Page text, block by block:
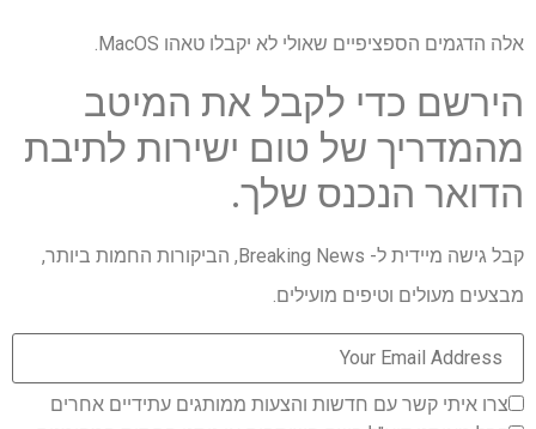
אלה הדגמים הספציפיים שאולי לא יקבלו טאהו MacOS.
הירשם כדי לקבל את המיטב
מהמדריך של טום ישירות לתיבת
הדואר הנכנס שלך.
קבל גישה מיידית ל- Breaking News, הביקורות החמות ביותר,
מבצעים מעולים וטיפים מועילים.
צרו איתי קשר עם חדשות והצעות ממותגים עתידיים אחרים